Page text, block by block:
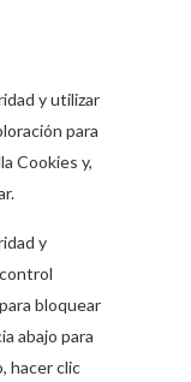
y utilizar
para
Cookies y,
y
bloquear
abajo para
hacer clic